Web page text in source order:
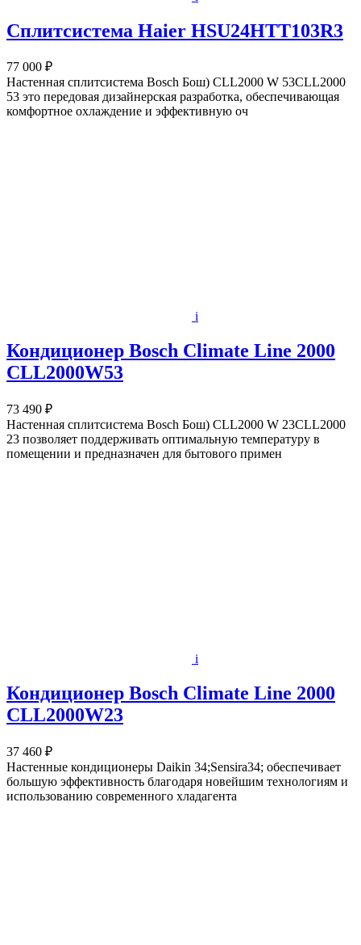
Сплитсистема Haier HSU24HTT103R3
77 000 ₽
Настенная сплитсистема Bosch Бош) CLL2000 W 53CLL2000
53 это передовая дизайнерская разработка, обеспечивающая
комфортное охлаждение и эффективную оч
i
Кондиционер Bosch Climate Line 2000
CLL2000W53
73 490 ₽
Настенная сплитсистема Bosch Бош) CLL2000 W 23CLL2000
23 позволяет поддерживать оптимальную температуру в
помещении и предназначен для бытового примен
i
Кондиционер Bosch Climate Line 2000
CLL2000W23
37 460 ₽
Настенные кондиционеры Daikin 34;Sensira34; обеспечивает
большую эффективность благодаря новейшим технологиям и
использованию современного хладагента